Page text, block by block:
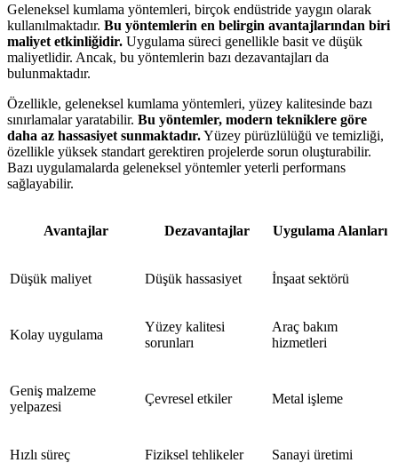
Geleneksel kumlama yöntemleri, birçok endüstride yaygın olarak
kullanılmaktadır. Bu yöntemlerin en belirgin avantajlarından biri
maliyet etkinliğidir. Uygulama süreci genellikle basit ve düşük
maliyetlidir. Ancak, bu yöntemlerin bazı dezavantajları da
bulunmaktadır.
Özellikle, geleneksel kumlama yöntemleri, yüzey kalitesinde bazı
sınırlamalar yaratabilir. Bu yöntemler, modern tekniklere göre
daha az hassasiyet sunmaktadır.Yüzey pürüzlülüğü ve temizliği,
özellikle yüksek standart gerektiren projelerde sorun oluşturabilir.
Bazı uygulamalarda geleneksel yöntemler yeterli performans
sağlayabilir.
Avantajlar Dezavantajlar Uygulama Alanları
Düşük maliyet Düşük hassasiyet İnşaat sektörü
Kolay uygulama
Yüzey kalitesi
sorunları
Araç bakım
hizmetleri
Geniş malzeme
yelpazesi
Çevresel etkiler Metal işleme
Hızlı süreç Fiziksel tehlikeler Sanayi üretimi